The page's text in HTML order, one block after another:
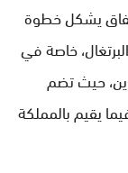
يشكل خطوة
خاصة في
حيث تضم
15 ألف شخص، فيما يقيم بالمملكة